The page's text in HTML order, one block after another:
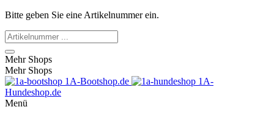
Bitte geben Sie eine Artikelnummer ein.
Mehr Shops
Mehr Shops
1A-Bootshop.de
1A-
Hundeshop.de
Menü